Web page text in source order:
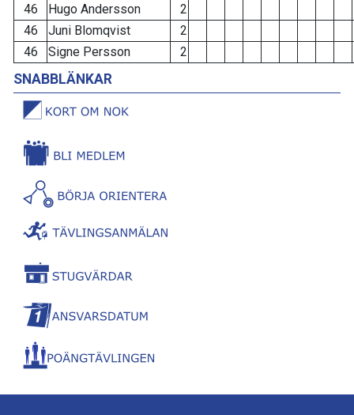
46
Hugo Andersson
2
46
Juni Blomqvist
2
46
Signe Persson 2
SNABBLÄNKAR